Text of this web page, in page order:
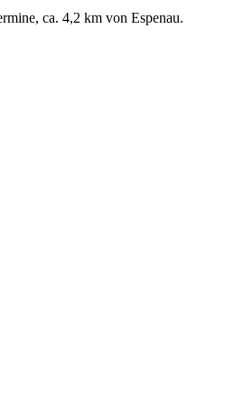
ca. 4,2 km von Espenau.